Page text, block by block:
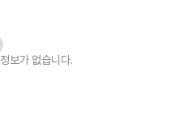
정보가 없습니다.